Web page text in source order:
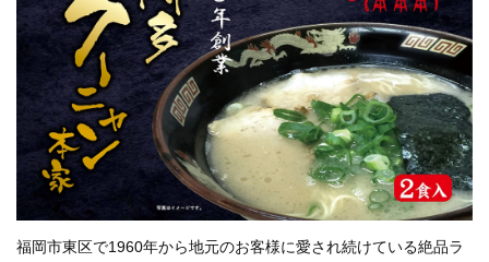
インフォメーション
福岡市東区で1960年から地元のお客様に愛され続けている絶品ラ